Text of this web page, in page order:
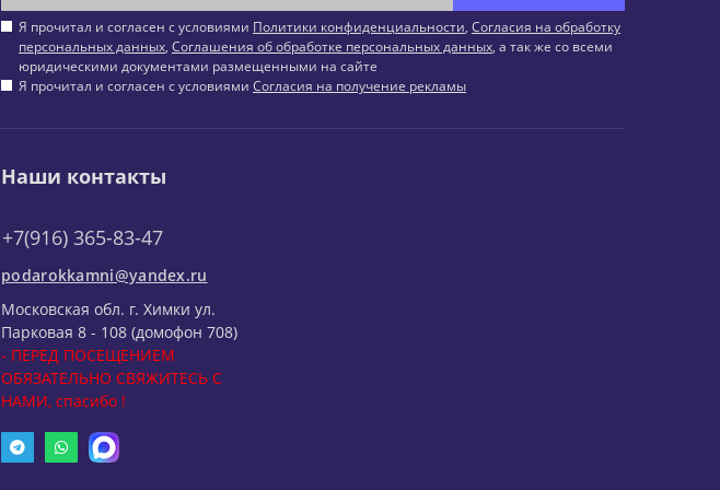
Я прочитал и согласен с условиями Политики конфиденциальности, Согласия на обработку
персональных данных, Соглашения об обработке персональных данных, а так же со всеми
юридическими документами размещенными на сайте
Я прочитал и согласен с условиями Согласия на получение рекламы
Наши контакты
+7(916) 365-83-47
podarokkamni@yandex.ru
Московская обл. г. Химки ул.
Парковая 8 - 108 (домофон 708)
- ПЕРЕД ПОСЕЩЕНИЕМ
ОБЯЗАТЕЛЬНО СВЯЖИТЕСЬ С
НАМИ, спасибо !